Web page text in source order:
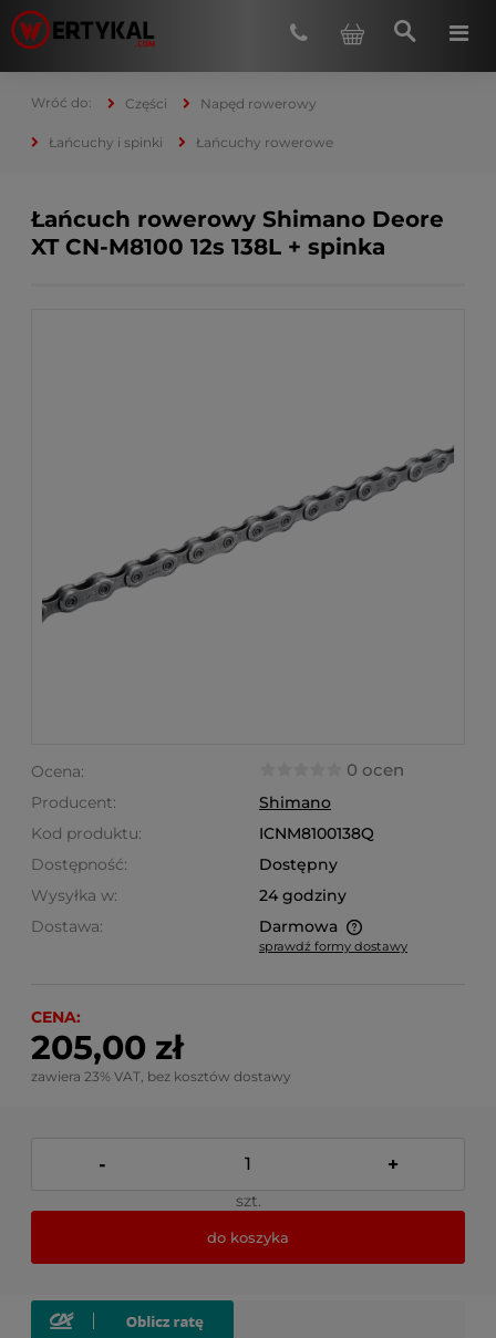
Części Napęd rowerowy
Łańcuchy i spinki Łańcuchy rowerowe
Łańcuch rowerowy Shimano Deore
XT CN-M8100 12s 138L + spinka
Ocena: 0 ocen
Producent:
Shimano
Kod produktu:
ICNM8100138Q
Dostępność:
Dostępny
Wysyłka w:
24 godziny
Dostawa:
Darmowa
Cena nie zawiera ewentualnych kosztów płatności
sprawdź formy dostawy
CENA:
205,00 zł
zawiera 23% VAT, bez kosztów dostawy
- +
szt.
do koszyka